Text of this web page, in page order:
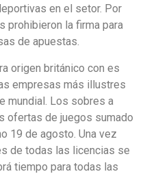
en el setor. Por
prohibieron la firma para
de apuestas.
origen británico con es
empresas más illustres
mundial. Los sobres a
ofertas de juegos sumado
19 de agosto. Una vez
de todas las licencias se
tiempo para todas las